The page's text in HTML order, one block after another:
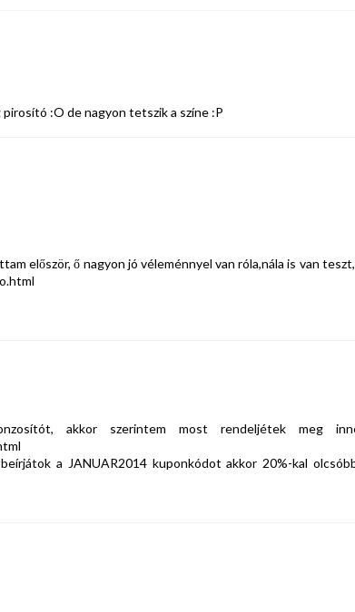
:O de nagyon tetszik a színe :P
először, ő nagyon jó véleménnyel van róla,nála is van
akkor szerintem most rendeljétek meg
a JANUAR2014 kuponkódot akkor 20%-kal